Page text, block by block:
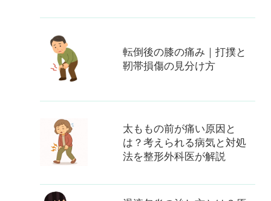
転倒後の膝の痛み｜打撲と
靭帯損傷の見分け方
太ももの前が痛い原因と
は？考えられる病気と対処
法を整形外科医が解説